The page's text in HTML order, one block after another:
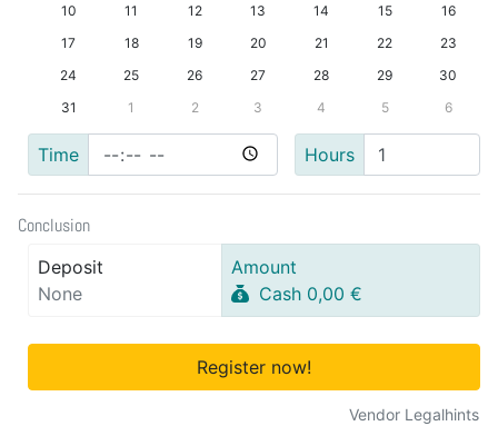
10
11 12 13 14 15
16
17
18 19 20 21 22
23
24
25 26 27 28 29
30
31
1 2 3 4 5 6
Time Hours
Conclusion
Deposit
None
Amount
Cash 0,00 €
Register now!
Vendor Legalhints